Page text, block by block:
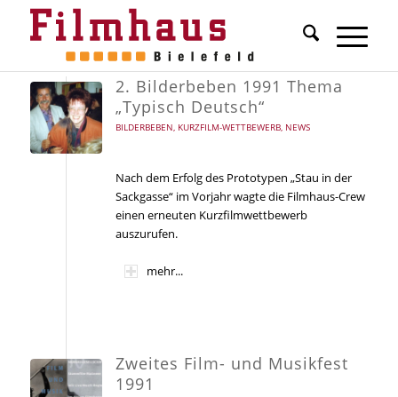
2. Bilderbeben 1991 Thema
„Typisch Deutsch“
BILDERBEBEN, KURZFILM-WETTBEWERB, NEWS
Nach dem Erfolg des Prototypen „Stau in der
Sackgasse“ im Vorjahr wagte die Filmhaus-Crew
einen erneuten Kurzfilmwettbewerb
auszurufen.
mehr...
Zweites Film- und Musikfest
1991